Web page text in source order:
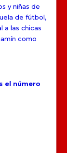
y niñas de
de fútbol,
a las chicas
como
el número